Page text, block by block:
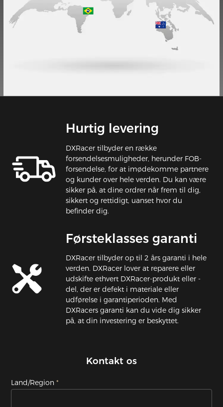
Hurtig levering
DXRacer tilbyder en række
forsendelsesmuligheder, herunder FOB-
forsendelse, for at imødekomme partnere
og kunder over hele verden. Du kan være
sikker på, at dine ordrer når frem til dig,
sikkert og rettidigt, uanset hvor du
befinder dig.
Førsteklasses garanti
DXRacer tilbyder op til 2 års garanti i hele
verden. DXRacer lover at reparere eller
udskifte ethvert DXRacer-produkt eller -
del, der er defekt i materiale eller
udførelse i garantiperioden. Med
DXRacers garanti kan du vide dig sikker
på, at din investering er beskyttet.
Kontakt os
Land/Region